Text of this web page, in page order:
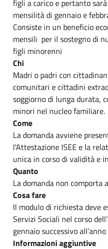
figli a carico e pertanto
mensilità di gennaio e
Consiste in un beneficio
mensili per il sostegno di
figli minorenni
Chi
Madri o padri con
comunitari e cittadini
soggiorno di lunga durata,
minori nel nucleo familiare.
Come
La domanda avviene
l'Attestazione ISEE e la
unica in corso di validità e
Quanto
La domanda non comporta
Cosa fare
Il modulo di richiesta deve
Servizi Sociali nel corso
gennaio successivo
Informazioni aggiuntive